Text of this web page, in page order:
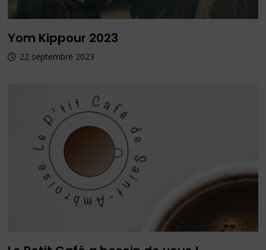
Yom Kippour 2023
22 septembre 2023